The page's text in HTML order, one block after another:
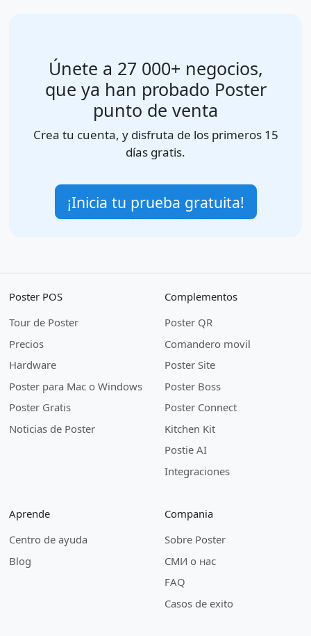
Únete a 27 000+ negocios,
que ya han probado Poster
punto de venta
Crea tu cuenta, y disfruta de los primeros 15
días gratis.
¡Inicia tu prueba gratuita!
Poster POS
Tour de Poster
Precios
Hardware
Poster para Mac o Windows
Poster Gratis
Noticias de Poster
Complementos
Poster QR
Comandero movil
Poster Site
Poster Boss
Poster Connect
Kitchen Kit
Postie AI
Integraciones
Aprende
Centro de ayuda
Blog
Compania
Sobre Poster
СМИ о нас
FAQ
Casos de exito